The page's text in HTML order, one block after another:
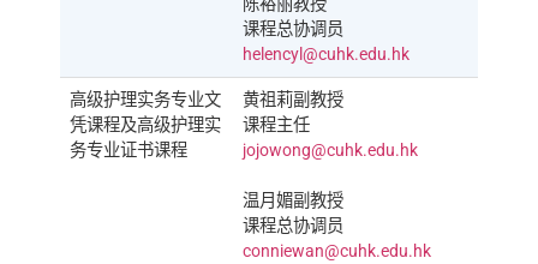
陈裕丽教授
课程总协调员
helencyl@cuhk.edu.hk
高级护理实务专业文
凭课程及高级护理实
务专业证书课程
黄祖莉副教授
课程主任
jojowong@cuhk.edu.hk
温月媚副教授
课程总协调员
conniewan@cuhk.edu.hk